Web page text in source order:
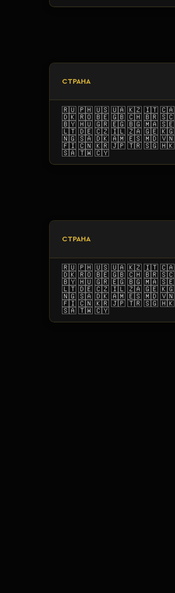
СТРАНА
🇷🇺 🇵🇭 🇺🇸 🇺🇦 🇰🇿 🇮🇹 🇨🇦
🇩🇰 🇷🇴 🇧🇪 🇬🇧 🇨🇭 🇧🇷 🇸🇨
🇧🇾 🇭🇺 🇬🇷 🇪🇬 🇧🇬 🇲🇦 🇸🇪
🇱🇹 🇩🇪 🇨🇿 🇮🇱 🇿🇦 🇬🇪 🇰🇬
🇳🇬 🇸🇦 🇩🇰 🇦🇲 🇪🇸 🇲🇩 🇻🇳
🇫🇮 🇨🇳 🇰🇷 🇯🇵 🇹🇷 🇸🇬 🇭🇰
🇸🇦 🇹🇼 🇨🇾
СТРАНА
🇷🇺 🇵🇭 🇺🇸 🇺🇦 🇰🇿 🇮🇹 🇨🇦
🇩🇰 🇷🇴 🇧🇪 🇬🇧 🇨🇭 🇧🇷 🇸🇨
🇧🇾 🇭🇺 🇬🇷 🇪🇬 🇧🇬 🇲🇦 🇸🇪
🇱🇹 🇩🇪 🇨🇿 🇮🇱 🇿🇦 🇬🇪 🇰🇬
🇳🇬 🇸🇦 🇩🇰 🇦🇲 🇪🇸 🇲🇩 🇻🇳
🇫🇮 🇨🇳 🇰🇷 🇯🇵 🇹🇷 🇸🇬 🇭🇰
🇸🇦 🇹🇼 🇨🇾